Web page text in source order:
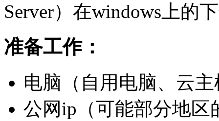
Server）在windows上的
准备工作：
电脑（自用电脑、云
公网ip（可能部分地区